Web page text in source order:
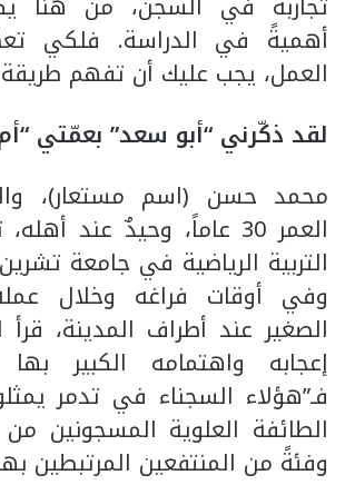
أهميةً في الدراسة. فلكي
العمل، يجب عليك أن تفهم
لقد ذكّرني “أبو سعد” بعمّتي
محمد حسن (اسم مستعار)،
العمر 30 عاماً، وحيدٌ عند
التربية الرياضية في جامعة
وفي أوقات فراغه وخلال
الصغير عند أطراف المدينة، قرأ
إعجابه واهتمامه الكبير بها
فـ”هؤلاء السجناء في تدمر
الطائفة العلوية المسجونين
وفئةً من المنتفعين المرتبطين